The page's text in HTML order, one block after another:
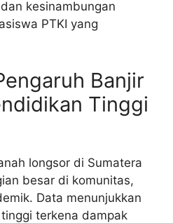
kesinambungan
PTKI yang
Banjir
Tinggi
longsor di Sumatera
besar di komunitas,
Data menunjukkan
terkena dampak